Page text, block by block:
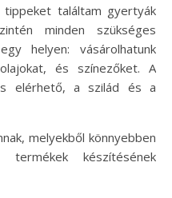
találtam gyertyák
minden szükséges
helyen: vásárolhatunk
és színezőket. A
elérhető, a szilád és a
melyekből könnyebben
termékek készítésének